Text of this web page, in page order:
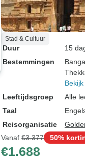
Stad & Cultuur
Duur
15
Bestemmingen
Leeftijdsgroep
Alle
Taal
Reisorganisatie
Vanaf €3.377 50%
€1.688